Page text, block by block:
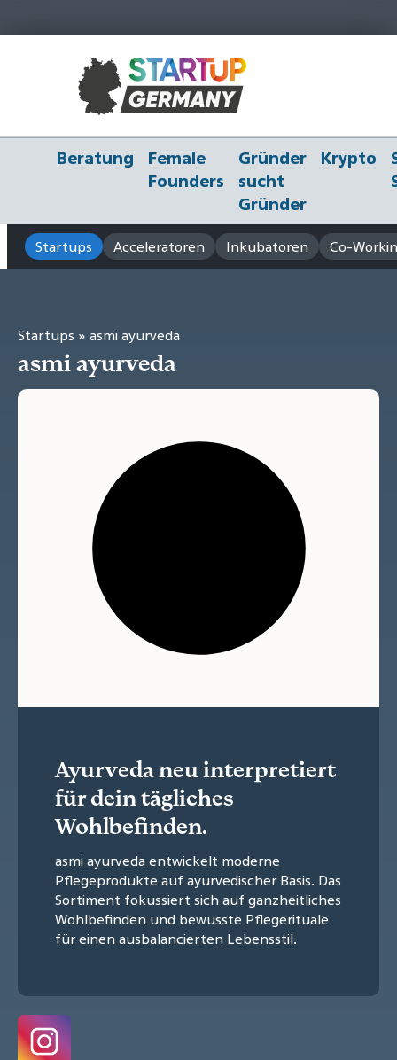
Beratung
Female
Founders
Gründer
sucht
Gründer
Krypto
Startups Acceleratoren Inkubatoren Co-
Startups » asmi ayurveda
asmi ayurveda
Ayurveda neu interpretiert
für dein tägliches
Wohlbefinden.
asmi ayurveda entwickelt moderne
Pflegeprodukte auf ayurvedischer Basis. Das
Sortiment fokussiert sich auf ganzheitliches
Wohlbefinden und bewusste Pflegerituale
für einen ausbalancierten Lebensstil.